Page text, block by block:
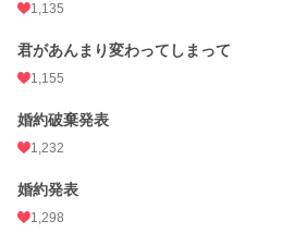
1,135
君があんまり変わってしまって
1,155
婚約破棄発表
1,232
婚約発表
1,298